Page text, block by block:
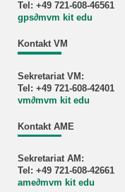
Tel: +49 721-608-46561
gps∂mvm kit edu
Kontakt VM
Sekretariat VM:
Tel: +49 721-608-42401
vm∂mvm kit edu
Kontakt AME
Sekretariat AM:
Tel: +49 721-608-42661
ame∂mvm kit edu